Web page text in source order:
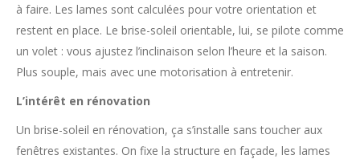
à faire. Les lames sont calculées pour votre orientation et
restent en place. Le brise-soleil orientable, lui, se pilote comme
un volet : vous ajustez l’inclinaison selon l’heure et la saison.
Plus souple, mais avec une motorisation à entretenir.
L’intérêt en rénovation
Un brise-soleil en rénovation, ça s’installe sans toucher aux
fenêtres existantes. On fixe la structure en façade, les lames